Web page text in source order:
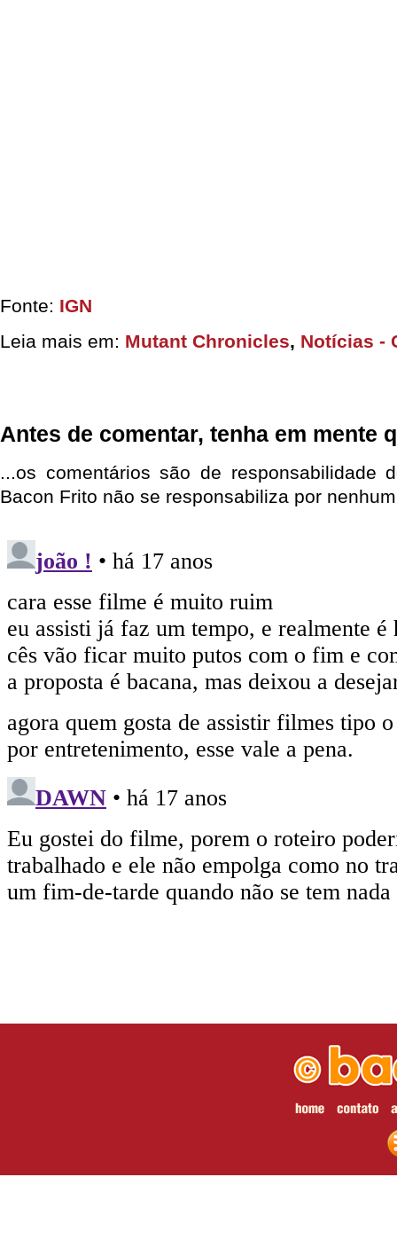
Fonte: IGN
Leia mais em: Mutant Chronicles, Notícias -
Antes de comentar, tenha em mente
...os comentários são de responsabilidade
Bacon Frito não se responsabiliza por